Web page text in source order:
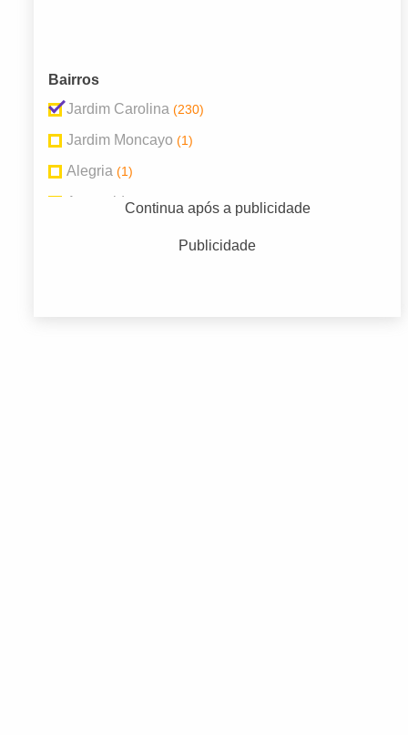
Bairros
Jardim Carolina (230)
Jardim Moncayo (1)
Alegria (1)
Aparecida(4)
Continua após a publicidade
Publicidade